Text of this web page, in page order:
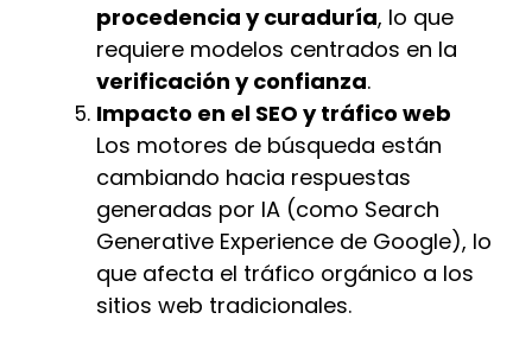
procedencia y curaduría, lo que
requiere modelos centrados en la
verificación y confianza.
Impacto en el SEO y tráfico web
Los motores de búsqueda están
cambiando hacia respuestas
generadas por IA (como Search
Generative Experience de Google), lo
que afecta el tráfico orgánico a los
sitios web tradicionales.